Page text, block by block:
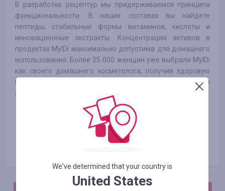
В разработке рецептур мы придерживаемся принципа
функциональности. В наших составах вы найдете
пептиды, стабильные формы витаминов, кислоты и
инновационные экстракты. Концентрация активов в
продуктах MyIDi максимально допустима для домашнего
использования. Более 25 000 женщин уже выбрали MyIDi
как своего домашнего косметолога, получив здоровую
кожу без экстренной надобности в инъекциях или
агрессивных аппаратных методиках.
Оплаченный заказ от нового
клиента
Оплаченный заказ от
We've determined that your country is
United States